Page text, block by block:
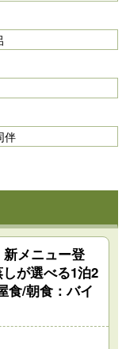
伴
メニュー登
が選べる1泊2
/朝食：バイ